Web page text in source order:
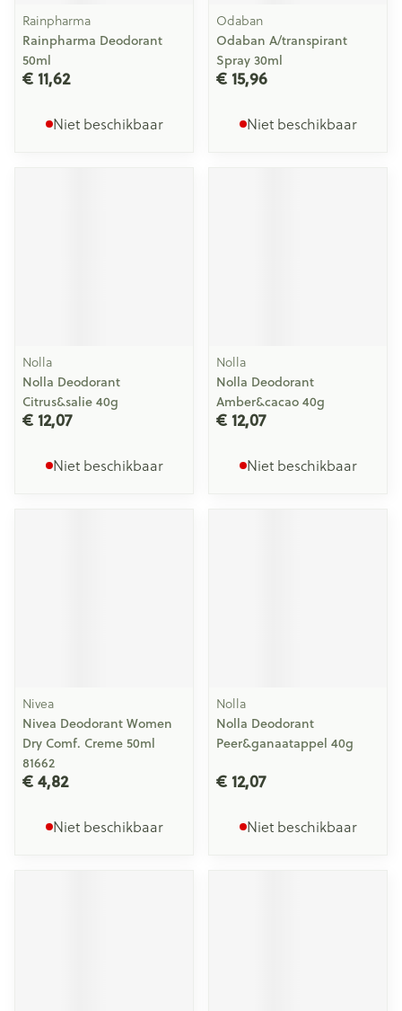
Rainpharma
Rainpharma Deodorant
50ml
€ 11,62
Niet beschikbaar
Odaban
Odaban A/transpirant
Spray 30ml
€ 15,96
Niet beschikbaar
Nolla
Nolla Deodorant
Citrus&salie 40g
€ 12,07
Niet beschikbaar
Nolla
Nolla Deodorant
Amber&cacao 40g
€ 12,07
Niet beschikbaar
Nivea
Nivea Deodorant Women
Dry Comf. Creme 50ml
81662
€ 4,82
Niet beschikbaar
Nolla
Nolla Deodorant
Peer&ganaatappel 40g
€ 12,07
Niet beschikbaar